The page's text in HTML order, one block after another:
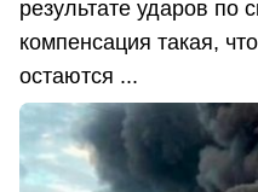
результате ударов по
компенсация такая,
остаются ...